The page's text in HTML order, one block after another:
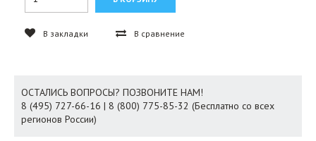
В закладки В сравнение
ОСТАЛИСЬ ВОПРОСЫ? ПОЗВОНИТЕ НАМ!
8 (495) 727-66-16 | 8 (800) 775-85-32 (Бесплатно со всех
регионов России)